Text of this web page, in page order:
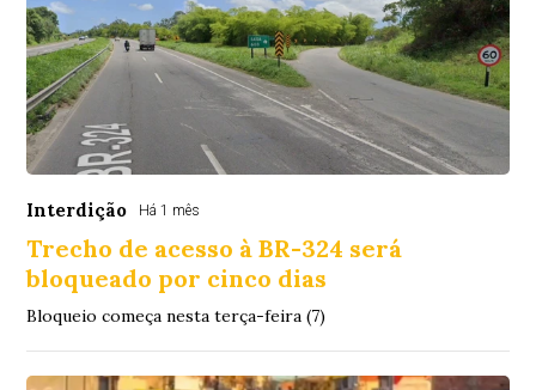
Interdição Há 1 mês
Trecho de acesso à BR-324 será
bloqueado por cinco dias
Bloqueio começa nesta terça-feira (7)